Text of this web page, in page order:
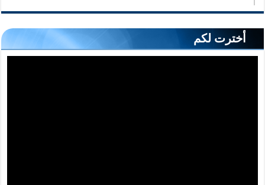
أخترت لكم